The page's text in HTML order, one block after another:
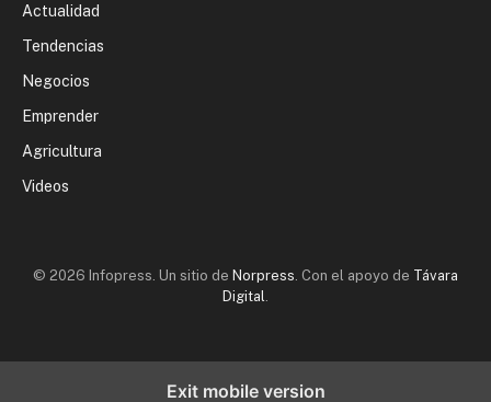
Actualidad
Tendencias
Negocios
Emprender
Agricultura
Videos
© 2026 Infopress. Un sitio de Norpress . Con el apoyo de Távara
Digital
Exit mobile version